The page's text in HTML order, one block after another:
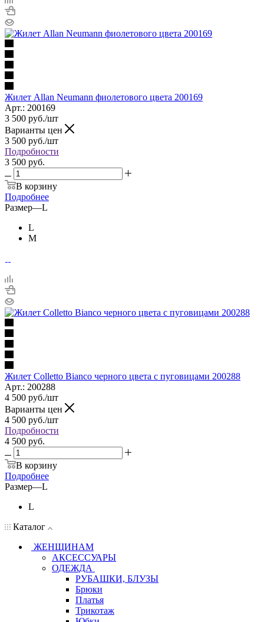
Жилет Allan Neumann фиолетового цвета 200169
Арт.: 200169
3 500 руб./шт
Варианты цен
3 500 руб./шт
Подробности
3 500 руб.
В корзину
Подробнее
Размер—L
L
M
Жилет Colletto Bianco черного цвета с пуговицами 200288
Арт.: 200288
4 500 руб./шт
Варианты цен
4 500 руб./шт
Подробности
4 500 руб.
В корзину
Подробнее
Размер—L
L
Каталог
ЖЕНЩИНАМ
АКСЕССУАРЫ
ОДЕЖДА
РУБАШКИ, БЛУЗЫ
Брюки
Платья
Трикотаж